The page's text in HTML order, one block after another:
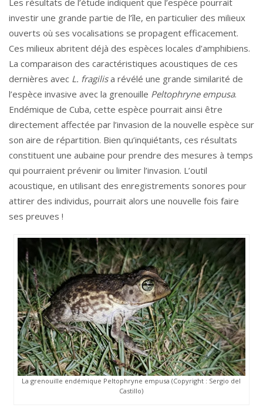
investir une grande partie de l’île, en particulier des milieux
ouverts où ses vocalisations se propagent efficacement.
Ces milieux abritent déjà des espèces locales d’amphibiens.
La comparaison des caractéristiques acoustiques de ces
dernières avec L. fragilisa révélé une grande similarité de
l’espèce invasive avec la grenouille Peltophryne empusa.
Endémique de Cuba, cette espèce pourrait ainsi être
directement affectée par l’invasion de la nouvelle espèce sur
son aire de répartition. Bien qu’inquiétants, ces résultats
constituent une aubaine pour prendre des mesures à temps
qui pourraient prévenir ou limiter l’invasion. L’outil
acoustique, en utilisant des enregistrements sonores pour
attirer des individus, pourrait alors une nouvelle fois faire
ses preuves !
La grenouille endémique Peltophryne empusa (Copyright : Sergio del
Castillo)